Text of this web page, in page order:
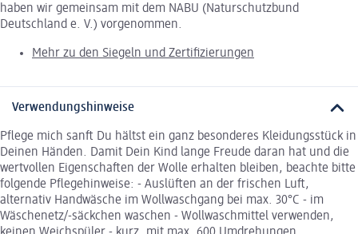
haben wir gemeinsam mit dem NABU (Naturschutzbund
Deutschland e. V.) vorgenommen.
Mehr zu den Siegeln und Zertifizierungen
Verwendungshinweise
Pflege mich sanft Du hältst ein ganz besonderes Kleidungsstück in
Deinen Händen. Damit Dein Kind lange Freude daran hat und die
wertvollen Eigenschaften der Wolle erhalten bleiben, beachte bitte
folgende Pflegehinweise: - Auslüften an der frischen Luft,
alternativ Handwäsche im Wollwaschgang bei max. 30°C - im
Wäschenetz/-säckchen waschen - Wollwaschmittel verwenden,